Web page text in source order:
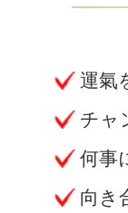
運氣
チャ
何事
向き